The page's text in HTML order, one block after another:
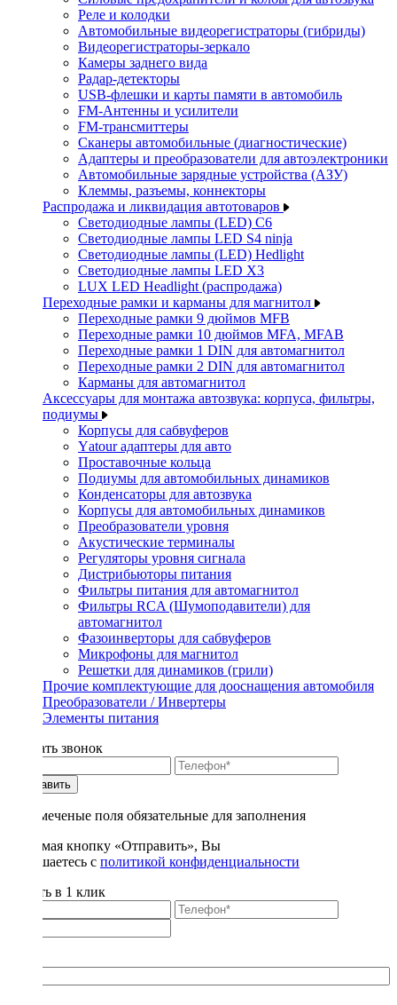
Реле и колодки
Автомобильные видеорегистраторы (гибриды)
Видеорегистраторы-зеркало
Камеры заднего вида
Радар-детекторы
USB-флешки и карты памяти в автомобиль
FM-Антенны и усилители
FM-трансмиттеры
Сканеры автомобильные (диагностические)
Адаптеры и преобразователи для автоэлектроники
Автомобильные зарядные устройства (АЗУ)
Клеммы, разъемы, коннекторы
Распродажа и ликвидация автотоваров
Светодиодные лампы (LED) C6
Светодиодные лампы LED S4 ninja
Светодиодные лампы (LED) Hedlight
Светодиодные лампы LED X3
LUX LED Headlight (распродажа)
Переходные рамки и карманы для магнитол
Переходные рамки 9 дюймов MFB
Переходные рамки 10 дюймов MFA, MFAB
Переходные рамки 1 DIN для автомагнитол
Переходные рамки 2 DIN для автомагнитол
Карманы для автомагнитол
Аксессуары для монтажа автозвука: корпуса, фильтры,
подиумы
Корпусы для сабвуферов
Yаtour адаптеры для авто
Проставочные кольца
Подиумы для автомобильных динамиков
Конденсаторы для автозвука
Корпусы для автомобильных динамиков
Преобразователи уровня
Акустические терминалы
Регуляторы уровня сигнала
Дистрибьюторы питания
Фильтры питания для автомагнитол
Фильтры RCA (Шумоподавители) для
автомагнитол
Фазоинверторы для сабвуферов
Микрофоны для магнитол
Решетки для динамиков (грили)
Прочие комплектующие для дооснащения автомобиля
Преобразователи / Инвертеры
Элементы питания
Заказать звонок
Отправить
* - отмеченые поля обязательные для заполнения
Нажимая кнопку «Отправить», Вы
соглашаетесь с политикой конфиденциальности
Купить в 1 клик